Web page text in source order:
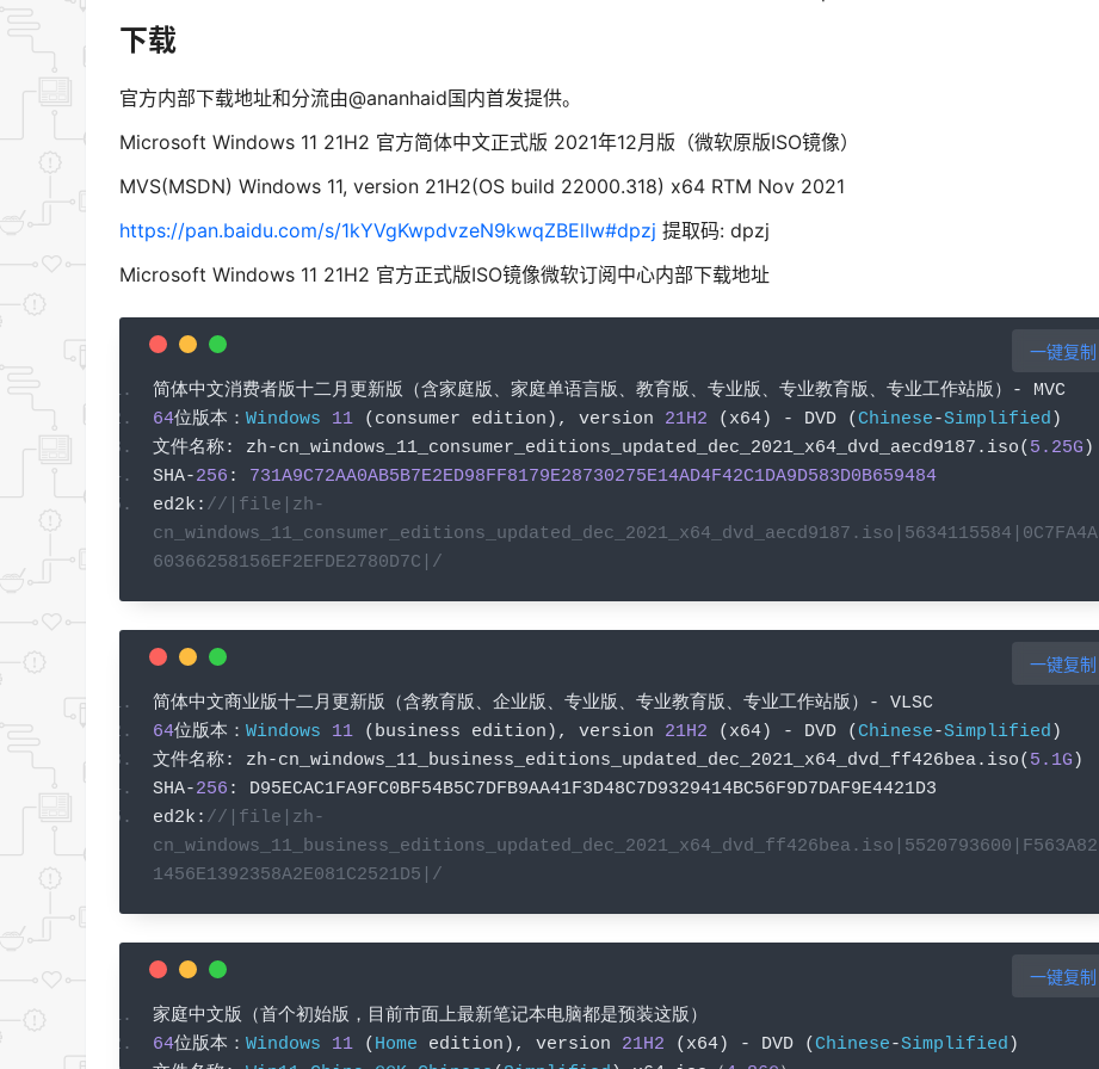
下载
官方内部下载地址和分流由@ananhaid国内首发提供。
Microsoft Windows 11 21H2 官方简体中文正式版 2021年12月版（微软原版ISO镜像）
MVS(MSDN) Windows 11, version 21H2(OS build 22000.318) x64 RTM Nov 2021
https://pan.baidu.com/s/1kYVgKwpdvzeN9kwqZBElIw#dpzj 提取码: dpzj
Microsoft Windows 11 21H2 官方正式版ISO镜像微软订阅中心内部下载地址
简体中文消费者版十二月更新版（含家庭版、家庭单语言版、教育版、专业版、专业教育版、专业工作站版）- MVC
64位版本： Windows 11 ( consumer edition ), version 21H2 ( x64) - DVD (Chinese-Simplified )
文件名称:
zh-cn_windows_11_consumer_editions_updated_dec_2021_x64_dvd_aecd9187 . iso( 5.25G )
SHA-256 :
731A9C72AA0AB5B7E2ED98FF8179E28730275E14AD4F42C1DA9D583D0B659484
ed2k : //|file|zh-
cn_windows_11_consumer_editions_updated_dec_2021_x64_dvd_aecd9187.iso|5634115584|0C7FA4A
60366258156EF2EFDE2780D7C|/
一键复制
简体中文商业版十二月更新版（含教育版、企业版、专业版、专业教育版、专业工作站版）- VLSC
64位版本： Windows 11 ( business edition ), version 21H2 ( x64) - DVD (Chinese-Simplified )
文件名称:
zh-cn_windows_11_business_editions_updated_dec_2021_x64_dvd_ff426bea. iso( 5.1G )
SHA-256 :
D95ECAC1FA9FC0BF54B5C7DFB9AA41F3D48C7D9329414BC56F9D7DAF9E4421D3
ed2k : //|file|zh-
cn_windows_11_business_editions_updated_dec_2021_x64_dvd_ff426bea.iso|5520793600|F563A82
1456E1392358A2E081C2521D5|/
一键复制
家庭中文版（首个初始版，目前市面上最新笔记本电脑都是预装这版）
64位版本： Windows 11 ( Home edition ), version 21H2 ( x64) - DVD (Chinese-Simplified )
一键复制